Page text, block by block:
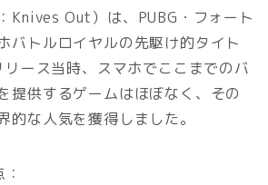
Knives Out）は、PUBG・フォート
バトルロイヤルの先駆け的タイト
ース当時、スマホでここまでのバ
提供するゲームはほぼなく、その
的な人気を獲得しました。